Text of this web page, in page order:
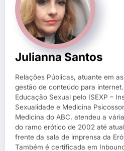
Julianna Santos
Relações Públicas, atuante em
gestão de conteúdo para
Educação Sexual pelo ISEXP –
Sexualidade e Medicina
Medicina do ABC, atendeu a
do ramo erótico de 2002 até
frente da sala de imprensa da
Também é certificada em